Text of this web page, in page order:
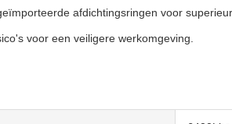
afdichtingsringen voor
voor een veiligere werkomgeving.